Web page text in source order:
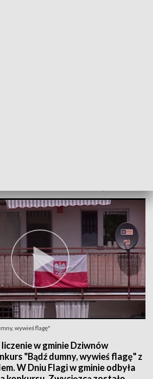
wywieś flagę"
w gminie Dziwnów
"Bądź dumny, wywieś flagę" z
W Dniu Flagi w gminie odbyła